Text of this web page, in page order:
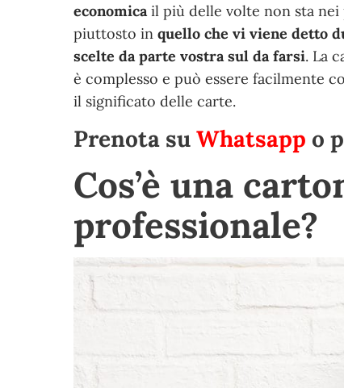
economicail più delle volte non sta nei
piuttosto inquello che vi viene detto
scelte da parte vostra sul da farsi. La
è complesso e può essere facilmente
il significato delle carte.
Prenota suWhatsapp o
Cos’è una
professionale?